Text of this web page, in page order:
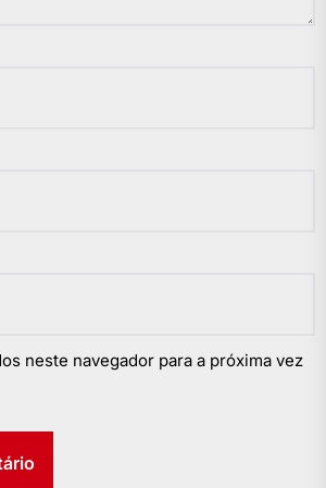
neste navegador para a próxima vez